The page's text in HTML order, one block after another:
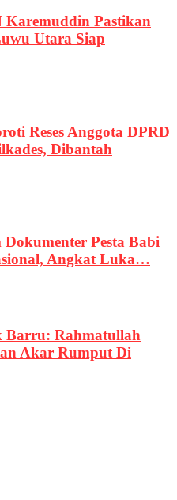
Karemuddin Pastikan
Utara Siap
Reses Anggota DPRD
Dibantah
Pesta Babi
Angkat Luka…
Barru: Rahmatullah
Akar Rumput Di